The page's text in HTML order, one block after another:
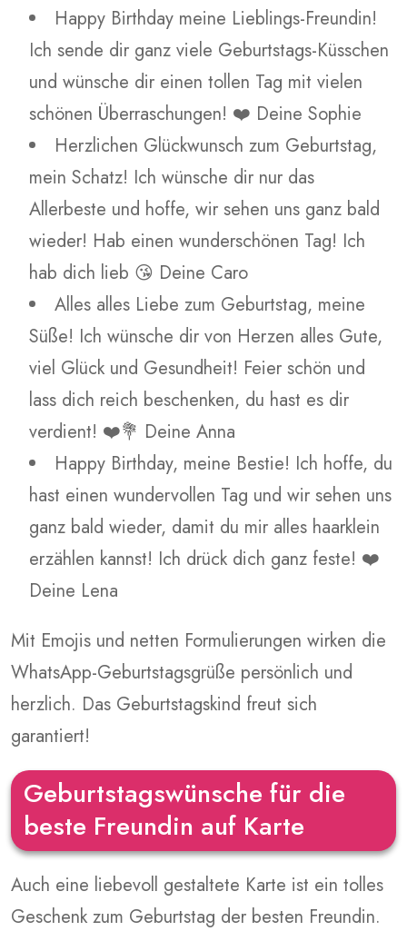
Happy Birthday meine Lieblings-Freundin!
Ich sende dir ganz viele Geburtstags-Küsschen
und wünsche dir einen tollen Tag mit vielen
schönen Überraschungen! ❤️ Deine Sophie
Herzlichen Glückwunsch zum Geburtstag,
mein Schatz! Ich wünsche dir nur das
Allerbeste und hoffe, wir sehen uns ganz bald
wieder! Hab einen wunderschönen Tag! Ich
hab dich lieb 😘 Deine Caro
Alles alles Liebe zum Geburtstag, meine
Süße! Ich wünsche dir von Herzen alles Gute,
viel Glück und Gesundheit! Feier schön und
lass dich reich beschenken, du hast es dir
verdient! ❤️💐 Deine Anna
Happy Birthday, meine Bestie! Ich hoffe, du
hast einen wundervollen Tag und wir sehen uns
ganz bald wieder, damit du mir alles haarklein
erzählen kannst! Ich drück dich ganz feste! ❤️
Deine Lena
Mit Emojis und netten Formulierungen wirken die
WhatsApp-Geburtstagsgrüße persönlich und
herzlich. Das Geburtstagskind freut sich
garantiert!
Geburtstagswünsche für die
beste Freundin auf Karte
Auch eine liebevoll gestaltete Karte ist ein tolles
Geschenk zum Geburtstag der besten Freundin.